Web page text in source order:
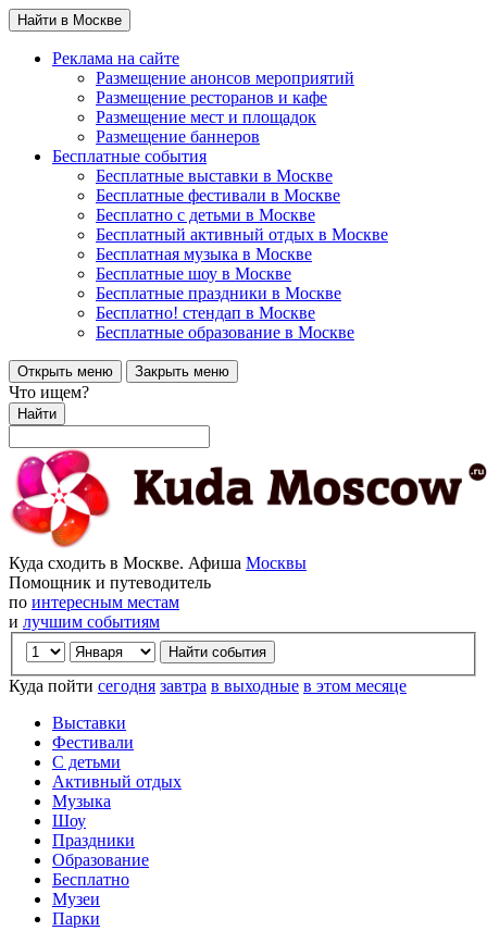
Найти в Москве
Реклама на сайте
Размещение анонсов мероприятий
Размещение ресторанов и кафе
Размещение мест и площадок
Размещение баннеров
Бесплатные события
Бесплатные выставки в Москве
Бесплатные фестивали в Москве
Бесплатно с детьми в Москве
Бесплатный активный отдых в Москве
Бесплатная музыка в Москве
Бесплатные шоу в Москве
Бесплатные праздники в Москве
Бесплатно! стендап в Москве
Бесплатные образование в Москве
Открыть меню Закрыть меню
Что ищем?
Найти
Куда сходить в Москве. Афиша Москвы
Помощник и путеводитель
по интересным местам
и лучшим событиям
Куда пойти сегодня завтра в выходные в этом месяце
Выставки
Фестивали
С детьми
Активный отдых
Музыка
Шоу
Праздники
Образование
Бесплатно
Музеи
Парки